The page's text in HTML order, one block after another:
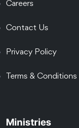
Careers
Contact Us
Privacy Policy
Terms & Conditions
Ministries